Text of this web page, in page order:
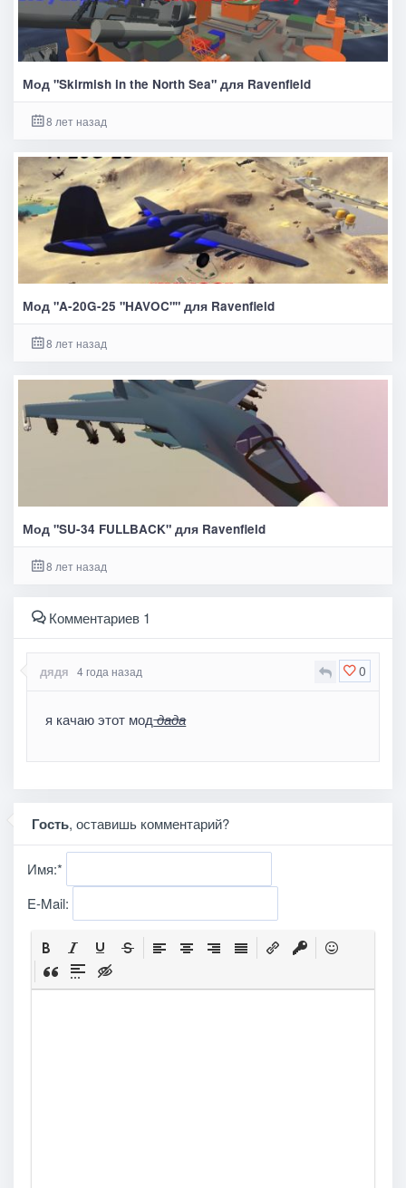
Мод "Skirmish in the North Sea" для Ravenfield
8 лет назад
Мод "A-20G-25 "HAVOC"" для Ravenfield
8 лет назад
Мод "SU-34 FULLBACK" для Ravenfield
8 лет назад
Комментариев 1
0
дядя 4 года назад
я качаю этот моддада
Гость, оставишь комментарий?
Имя:*
E-Mail: